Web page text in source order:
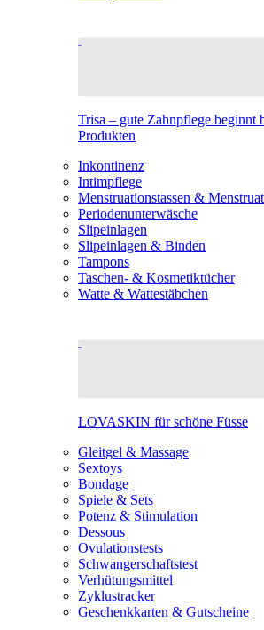
Trisa – gute Zahnpflege beginnt
Produkten
Inkontinenz
Intimpflege
Menstruationstassen &
Periodenunterwäsche
Slipeinlagen
Slipeinlagen & Binden
Tampons
Taschen- & Kosmetiktücher
Watte & Wattestäbchen
LOVASKIN für schöne Füsse
Gleitgel & Massage
Sextoys
Bondage
Spiele & Sets
Potenz & Stimulation
Dessous
Ovulationstests
Schwangerschaftstest
Verhütungsmittel
Zyklustracker
Geschenkkarten & Gutscheine